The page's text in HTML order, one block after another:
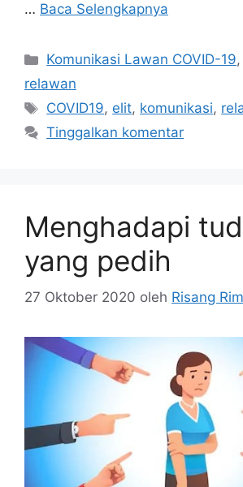
… Baca Selengkapnya
Kategori
Komunikasi Lawan COVID-19,
relawan
Tag
COVID19, elit, komunikasi,
Tinggalkan komentar
Menghadapi
yang pedih
27 Oktober 2020 oleh Risang